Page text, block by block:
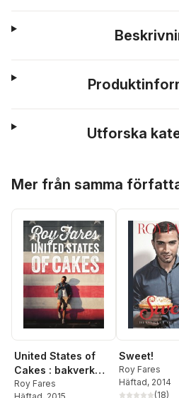
Utforska
Mer från samma
United States of
Cakes : bakverk
och sötsaker från
Roy Fares
Sweet!
Roy Fares
Häftad, 2014
(18)